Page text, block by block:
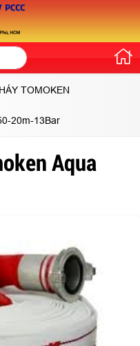
TOMOKEN
20m-13Bar
Aqua